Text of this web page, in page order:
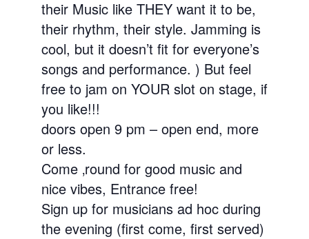
their Music like THEY want it to be,
their rhythm, their style. Jamming is
cool, but it doesn’t fit for everyone’s
songs and performance. ) But feel
free to jam on YOUR slot on stage, if
you like!!!
doors open 9 pm – open end, more
or less.
Come ‚round for good music and
nice vibes, Entrance free!
Sign up for musicians ad hoc during
the evening (first come, first served)